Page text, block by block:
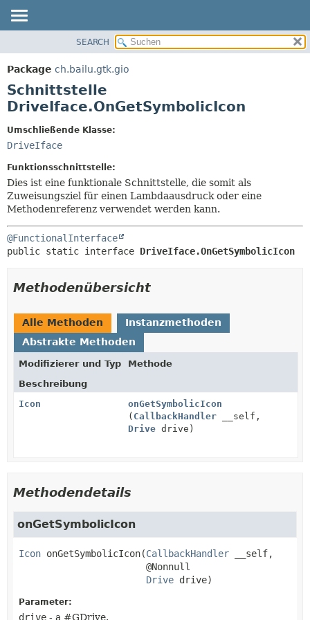
PACKAGE
KLASSE
BAUM
INDEX
KONSTRUKTOR
METHODE
SEARCH
Package ch.bailu.gtk.gio
Schnittstelle
DriveIface.OnGetSymbolicIcon
Umschließende Klasse:
DriveIface
Funktionsschnittstelle:
Dies ist eine funktionale Schnittstelle, die somit als
Zuweisungsziel für einen Lambdaausdruck oder eine
Methodenreferenz verwendet werden kann.
@FunctionalInterface
public static interface DriveIface.OnGetSymbolicIcon
Methodenübersicht
Alle Methoden
Instanzmethoden
Abstrakte Methoden
Modifizierer und Typ
Methode
Beschreibung
Icon
onGetSymbolicIcon
( CallbackHandler __self,
Drive drive)
Methodendetails
onGetSymbolicIcon
Icon onGetSymbolicIcon(CallbackHandler __self,
@Nonnull
Drive drive)
Parameter:
drive - a #GDrive.